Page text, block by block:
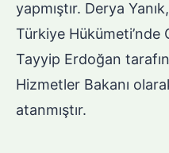
yapmıştır. Derya
Türkiye Hükümeti’nde
Tayyip Erdoğan
Hizmetler Bakanı
atanmıştır.